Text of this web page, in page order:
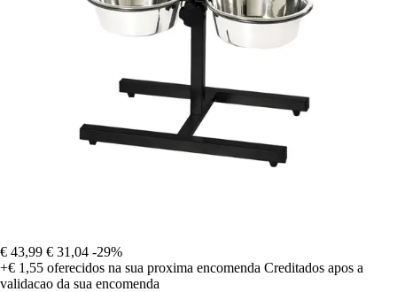
€ 43,99 € 31,04 -29%
+€ 1,55 oferecidos na sua proxima encomenda Creditados apos a
validacao da sua encomenda